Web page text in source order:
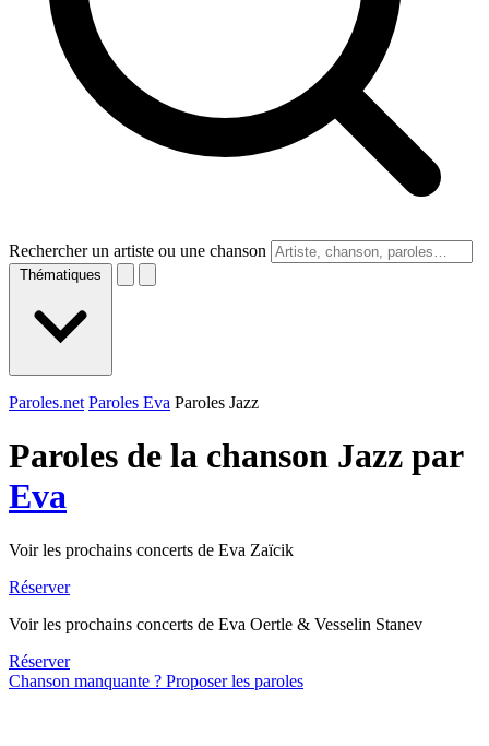
Rechercher un artiste ou une chanson
Thématiques
Paroles.net Paroles Eva Paroles Jazz
Paroles de la chanson Jazz par
Eva
Voir les prochains concerts de Eva Zaïcik
Réserver
Voir les prochains concerts de Eva Oertle & Vesselin Stanev
Réserver
Chanson manquante ? Proposer les paroles